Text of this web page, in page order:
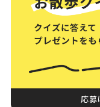
応募